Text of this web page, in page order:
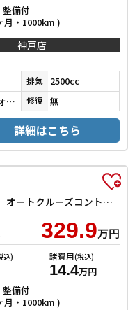
備付
月・1000km )
神戸店
排気 2500cc
プラチナクォーツメタリック 修復 無
詳細はこちら
Z バックカメラ クリアランスソナー オートクルーズコントロール レーンアシスト パワーシート 衝突被害軽減システム ナビ TV オートマチックハイビーム オートライト LEDヘッドランプ 電動リアゲート
329.9万円
込) 諸費用(税込)
14.4万円
備付
月・1000km )